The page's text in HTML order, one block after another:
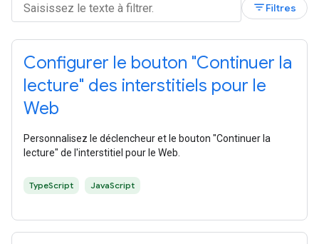
filter_listFiltres
Configurer le bouton "Continuer la
lecture" des interstitiels pour le
Web
Personnalisez le déclencheur et le bouton "Continuer la
lecture" de l'interstitiel pour le Web.
TypeScript JavaScript